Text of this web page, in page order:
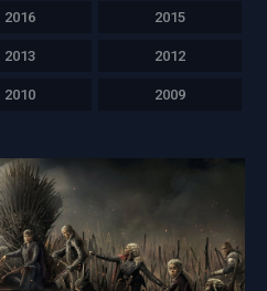
2016 2015
2013 2012
2010 2009